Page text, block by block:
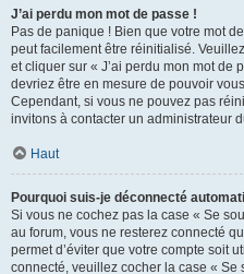
J’ai perdu mon mot de passe !
Pas de panique ! Bien que votre mot
peut facilement être réinitialisé.
et cliquer sur « J’ai perdu mon mot de
devriez être en mesure de pouvoir
Cependant, si vous ne pouvez pas
invitons à contacter un administrateur
Haut
Pourquoi suis-je déconnecté
Si vous ne cochez pas la case « Se
au forum, vous ne resterez connecté
permet d’éviter que votre compte soit
connecté, veuillez cocher la case « Se